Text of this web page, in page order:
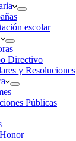
escolar
Directivo
y Resoluciones
Públicas